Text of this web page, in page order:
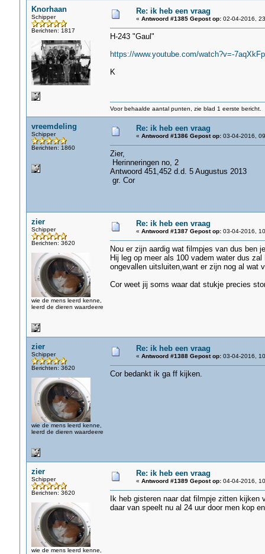
Knorhaan
Schipper
Berichten: 1817
Re: ik heb een vraag
« Antwoord #1385 Gepost op:02-04-2016,
H-243 "Gaul"
https://www.youtube.com/watch?v=-
K
Voor behaalde aantal punten, zie blad 1 eerste bericht.
vreemdeling
Schipper
Berichten: 1860
Re: ik heb een vraag
« Antwoord #1386 Gepost op:03-04-2016,
Zier,
Herinneringen no, 2
Antwoord 451,452 d.d. 5 Augustus 2013
gr. Cor
zier
Schipper
Berichten: 3620
wie de mens leerd kenne,
leerd de dieren waardeere
Re: ik heb een vraag
« Antwoord #1387 Gepost op:03-04-2016,
Nou er zijn aardig wat filmpjes van dus ben
Hij leg op meer als 100 vadem water dus
ongevallen uitsluiten,want er zijn nog al wat
Cor weet jij soms waar dat stukje precies
zier
Schipper
Berichten: 3620
wie de mens leerd kenne,
leerd de dieren waardeere
Re: ik heb een vraag
« Antwoord #1388 Gepost op:03-04-2016,
Cor bedankt ik ga ff kijken.
zier
Schipper
Berichten: 3620
wie de mens leerd kenne,
Re: ik heb een vraag
« Antwoord #1389 Gepost op:04-04-2016,
Ik heb gisteren naar dat filmpje zitten
daar van speelt nu al 24 uur door men kop